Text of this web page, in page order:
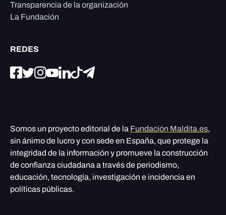
Transparencia de la organización
La Fundación
REDES
Somos un proyecto editorial de la Fundación Maldita.es,
sin ánimo de lucro y con sede en España, que protege la
integridad de la información y promueve la construcción
de confianza ciudadana a través de periodismo,
educación, tecnología, investigación e incidencia en
políticas públicas.